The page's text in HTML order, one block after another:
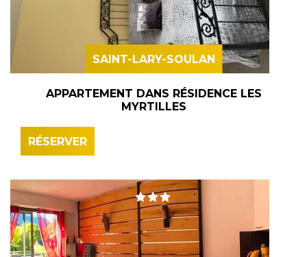
SAINT-LARY-SOULAN
APPARTEMENT DANS RÉSIDENCE LES
MYRTILLES
RÉSERVER